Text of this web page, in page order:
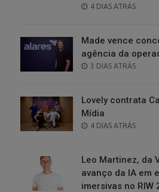
POSTED
4 DIAS ATRÁS
Made vence
agência da
POSTED
3 DIAS ATRÁS
Lovely contrata
Mídia
POSTED
4 DIAS ATRÁS
Leo Martinez, da
avanço da IA em
imersivas no RIW